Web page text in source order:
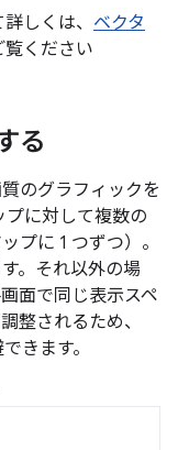
しくは、 ベクタ
ください
る
のグラフィックを
に対して複数の
プに 1 つずつ）。
。それ以外の場
面で同じ表示スペ
整されるため、
きます。